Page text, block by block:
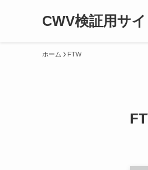
CWV検証用サイ
ホーム FTW